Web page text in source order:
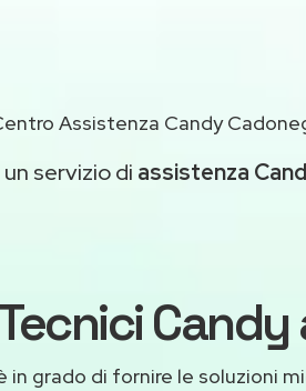
Assistenza Candy
servizio di assistenza
in grado di fornire le soluzioni